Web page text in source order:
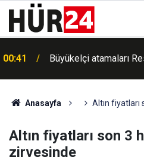
00:41 Büyükelçi atamaları
Anasayfa Altın fiyatları
Altın fiyatları son 3
zirvesinde